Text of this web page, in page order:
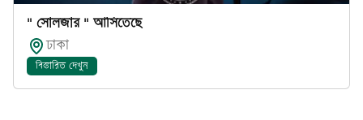
" সোলজার " আসিতেছে
ঢাকা
বিস্তারিত দেখুন